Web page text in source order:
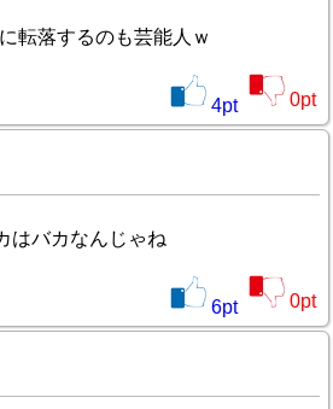
転落するのも芸能人ｗ
4pt 0pt
はバカなんじゃね
6pt 0pt